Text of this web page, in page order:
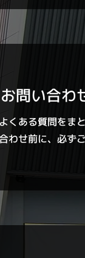
問い合わ
くある質問をま
わせ前に、必ず